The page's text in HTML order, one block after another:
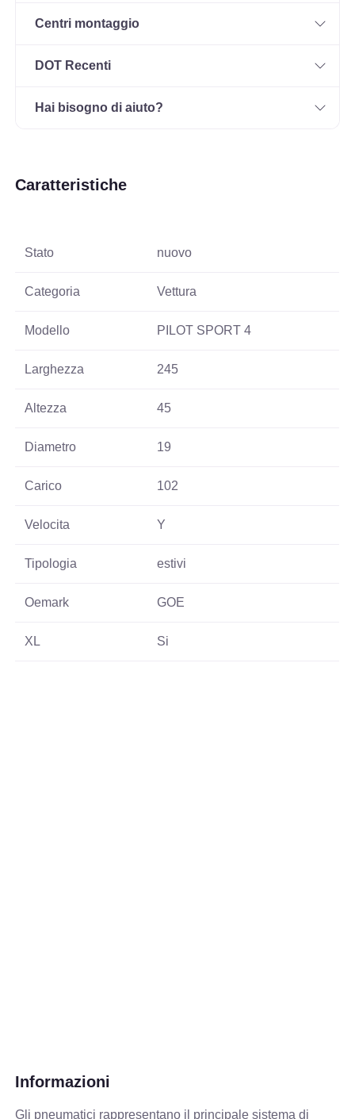
Centri montaggio
DOT Recenti
Hai bisogno di aiuto?
Caratteristiche
Stato nuovo
Categoria Vettura
Modello PILOT SPORT 4
Larghezza 245
Altezza 45
Diametro 19
Carico 102
Velocita Y
Tipologia estivi
Oemark GOE
XL Si
Informazioni
Gli pneumatici rappresentano il principale sistema di